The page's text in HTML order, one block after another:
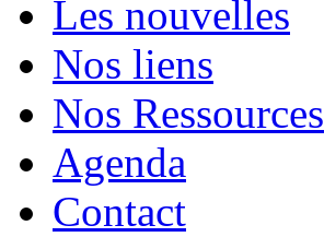
Les nouvelles
Nos liens
Nos Ressources
Agenda
Contact